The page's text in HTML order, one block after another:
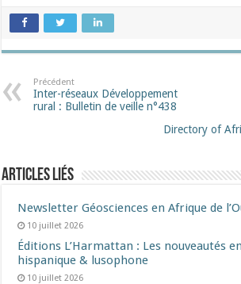
Précédent
Inter-réseaux Développement
rural : Bulletin de veille n°438
Directory of
Articles liés
Newsletter Géosciences en Afrique de
10 juillet 2026
Éditions L’Harmattan : Les nouveautés
hispanique & lusophone
10 juillet 2026